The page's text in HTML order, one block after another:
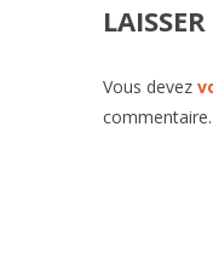
Vous devez
commentaire.